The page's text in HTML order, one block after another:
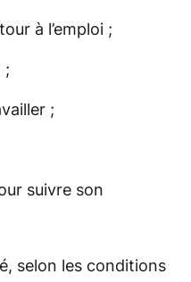
à l’emploi ;
;
;
suivre son
selon les conditions